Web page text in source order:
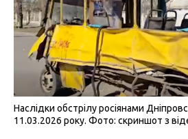
Наслідки обстрілу росіянами
11.03.2026 року. Фото: скриншот з